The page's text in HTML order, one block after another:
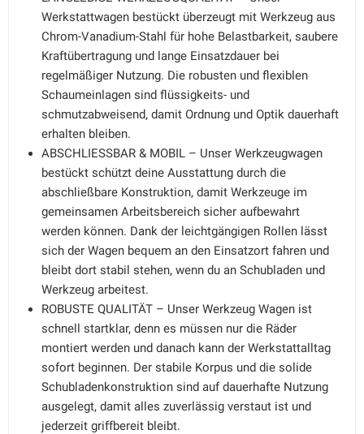
Werkstattwagen bestückt überzeugt mit Werkzeug aus
Chrom-Vanadium-Stahl für hohe Belastbarkeit, saubere
Kraftübertragung und lange Einsatzdauer bei
regelmäßiger Nutzung. Die robusten und flexiblen
Schaumeinlagen sind flüssigkeits- und
schmutzabweisend, damit Ordnung und Optik dauerhaft
erhalten bleiben.
ABSCHLIESSBAR & MOBIL – Unser Werkzeugwagen
bestückt schützt deine Ausstattung durch die
abschließbare Konstruktion, damit Werkzeuge im
gemeinsamen Arbeitsbereich sicher aufbewahrt
werden können. Dank der leichtgängigen Rollen lässt
sich der Wagen bequem an den Einsatzort fahren und
bleibt dort stabil stehen, wenn du an Schubladen und
Werkzeug arbeitest.
ROBUSTE QUALITÄT – Unser Werkzeug Wagen ist
schnell startklar, denn es müssen nur die Räder
montiert werden und danach kann der Werkstattalltag
sofort beginnen. Der stabile Korpus und die solide
Schubladenkonstruktion sind auf dauerhafte Nutzung
ausgelegt, damit alles zuverlässig verstaut ist und
jederzeit griffbereit bleibt.